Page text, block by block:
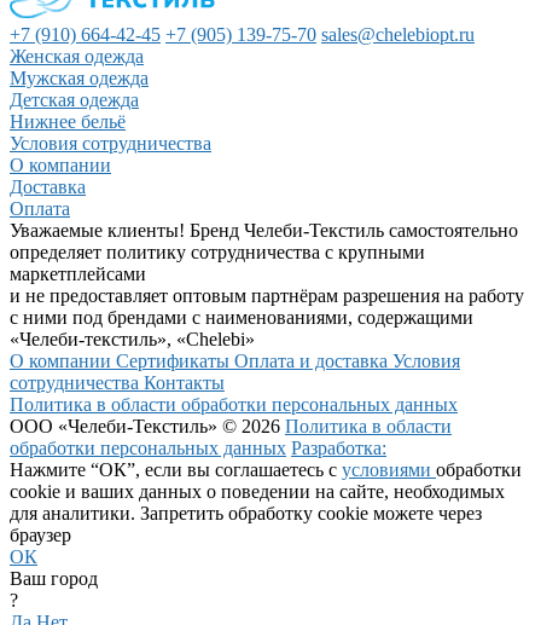
+7 (910) 664-42-45 +7 (905) 139-75-70 sales@chelebiopt.ru
Женская одежда
Мужская одежда
Детская одежда
Нижнее бельё
Условия сотрудничества
О компании
Доставка
Оплата
Уважаемые клиенты! Бренд Челеби-Текстиль самостоятельно
определяет политику сотрудничества с крупными
маркетплейсами
и не предоставляет оптовым партнёрам разрешения на работу
с ними под брендами с наименованиями, содержащими
«Челеби-текстиль», «Chelebi»
О компании Сертификаты Оплата и доставка Условия
сотрудничества Контакты
Политика в области обработки персональных данных
ООО «Челеби-Текстиль» © 2026 Политика в области
обработки персональных данных Разработка:
Нажмите “ОК”, если вы соглашаетесь с условиями обработки
cookie и ваших данных о поведении на сайте, необходимых
для аналитики. Запретить обработку cookie можете через
браузер
ОК
Ваш город
?